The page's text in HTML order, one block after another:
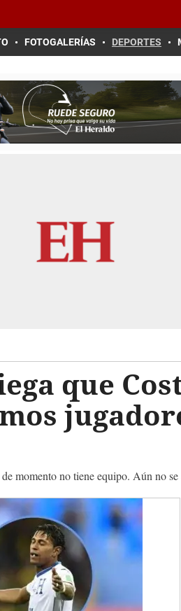
FOTOGALERÍAS DEPORTES
que
momento no tiene equipo. Aún no